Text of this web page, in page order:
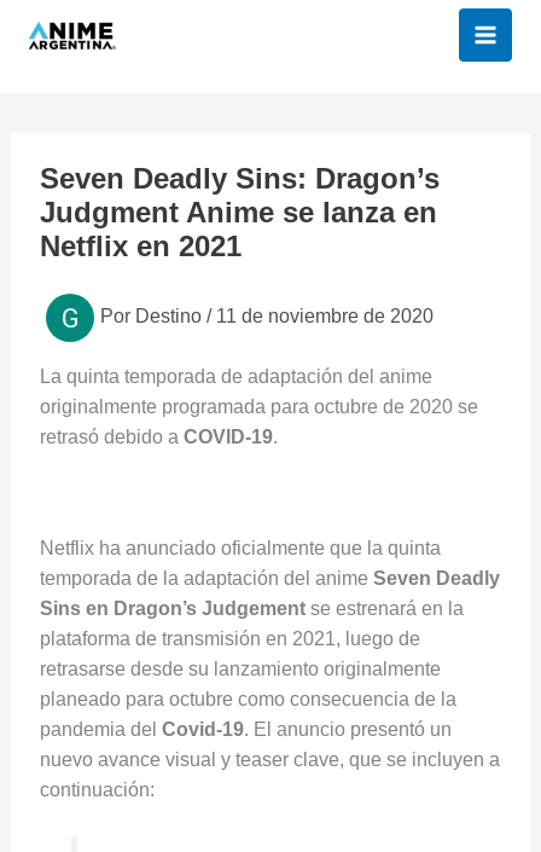
Seven Deadly Sins: Dragon’s
Judgment Anime se lanza en
Netflix en 2021
Por Destino / 11 de noviembre de 2020
La quinta temporada de adaptación del anime
originalmente programada para octubre de 2020 se
retrasó debido a COVID-19.
Netflix ha anunciado oficialmente que la quinta
temporada de la adaptación del anime Seven Deadly
Sins en Dragon’s Judgementse estrenará en la
plataforma de transmisión en 2021, luego de
retrasarse desde su lanzamiento originalmente
planeado para octubre como consecuencia de la
pandemia del Covid-19. El anuncio presentó un
nuevo avance visual y teaser clave, que se incluyen a
continuación: